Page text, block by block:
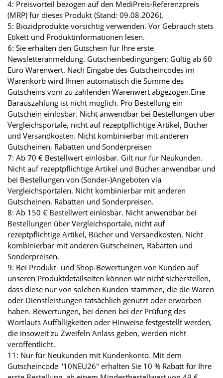
4: Preisvorteil bezogen auf den MediPreis-Referenzpreis
(MRP) für dieses Produkt (Stand: 09.08.2026).
5: Biozidprodukte vorsichtig verwenden. Vor Gebrauch stets
Etikett und Produktinformationen lesen.
6: Sie erhalten den Gutschein für Ihre erste
Newsletteranmeldung. Gutscheinbedingungen: Gültig ab 60
Euro Warenwert. Nach Eingabe des Gutscheincodes im
Warenkorb wird Ihnen automatisch die Summe des
Gutscheins vom zu zahlenden Warenwert abgezogen.Eine
Barauszahlung ist nicht möglich. Pro Bestellung ein
Gutschein einlösbar. Nicht anwendbar bei Bestellungen über
Vergleichsportale, nicht auf rezeptpflichtige Artikel, Bücher
und Versandkosten. Nicht kombinierbar mit anderen
Gutscheinen, Rabatten und Sonderpreisen
7: Ab 70 € Bestellwert einlösbar. Gilt nur für Neukunden.
Nicht auf rezeptpflichtige Artikel und Bücher anwendbar und
bei Bestellungen von (Sonder-)Angeboten via
Vergleichsportalen. Nicht kombinierbar mit anderen
Gutscheinen, Rabatten und Sonderpreisen.
8: Ab 150 € Bestellwert einlösbar. Nicht anwendbar bei
Bestellungen über Vergleichsportale, nicht auf
rezeptpflichtige Artikel, Bücher und Versandkosten. Nicht
kombinierbar mit anderen Gutscheinen, Rabatten und
Sonderpreisen.
9: Bei Produkt- und Shop-Bewertungen von Kunden auf
unseren Produktdetailseiten können wir nicht sicherstellen,
dass diese nur von solchen Kunden stammen, die die Waren
oder Dienstleistungen tatsächlich genutzt oder erworben
haben. Bewertungen, bei denen bei der Prüfung des
Wortlauts Auffälligkeiten oder Hinweise festgestellt werden,
die insoweit zu Zweifeln Anlass geben, werden nicht
veröffentlicht.
11: Nur für Neukunden mit Kundenkonto. Mit dem
Gutscheincode "10NEU26" erhalten Sie 10 % Rabatt für Ihre